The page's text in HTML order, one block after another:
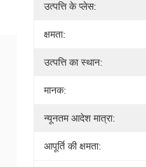
उत्पत्ति के प्लेस:
क्षमता:
उत्पत्ति का स्थान:
मानक:
न्यूनतम आदेश मात्रा:
आपूर्ति की क्षमता: